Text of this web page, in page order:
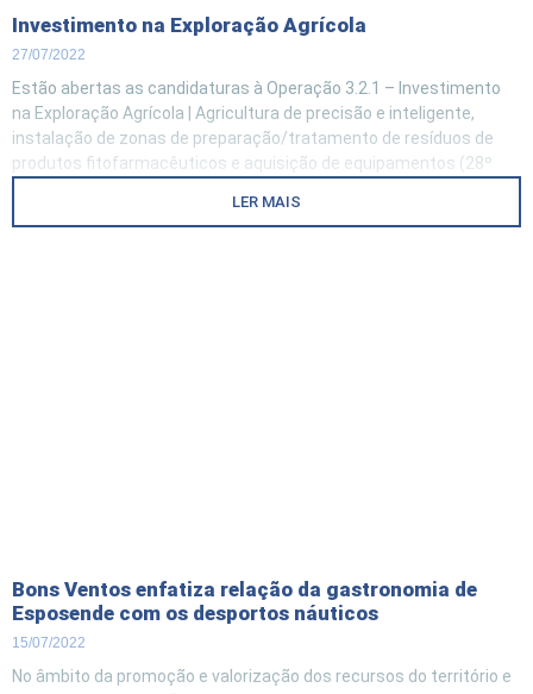
Investimento na Exploração Agrícola
27/07/2022
Estão abertas as candidaturas à Operação 3.2.1 – Investimento
na Exploração Agrícola | Agricultura de precisão e inteligente,
instalação de zonas de preparação/tratamento de resíduos de
produtos fitofarmacêuticos e aquisição de equipamentos (28º
de investimentos na exploração agrícola destinados a
LER MAIS
Bons Ventos enfatiza relação da gastronomia de
Esposende com os desportos náuticos
15/07/2022
No âmbito da promoção e valorização dos recursos do território e